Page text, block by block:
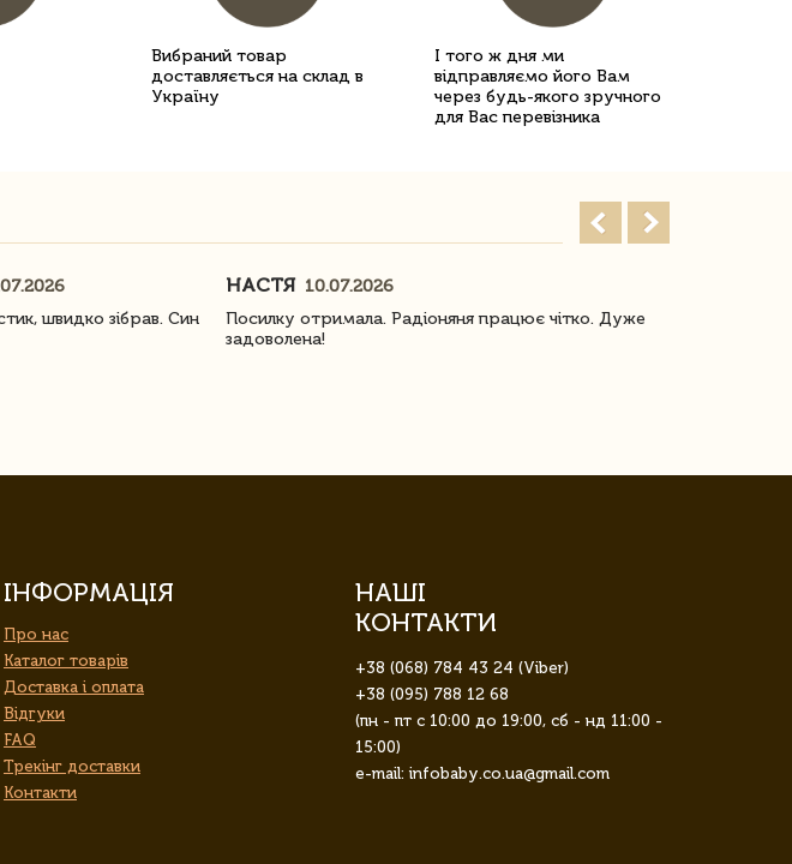
Вибраний товар
доставляється на склад в
Україну
І того ж дня ми
відправляємо його Вам
через будь-якого зручного
для Вас перевізника
швидко зібрав. Син
НАСТЯ 10.07.2026
Посилку отримала. Радіоняня працює чітко. Дуже
задоволена!
ІНФОРМАЦІЯ
Про нас
Каталог товарів
Доставка і оплата
Відгуки
FAQ
Трекінг доставки
Контакти
НАШІ
КОНТАКТИ
+38 (068) 784 43 24 (Viber)
+38 (095) 788 12 68
(пн - пт с 10:00 до 19:00, сб - нд 11:00 -
15:00)
e-mail: infobaby.co.ua@gmail.com